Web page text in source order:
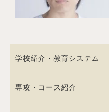
学校紹介・教育システム
専攻・コース紹介